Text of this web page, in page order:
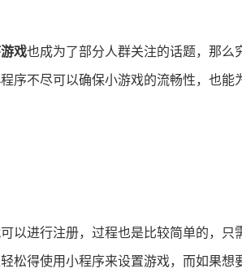
戏也成为了部分人群关注的话题，那么
序不尽可以确保小游戏的流畅性，也能
以进行注册，过程也是比较简单的，只
松得使用小程序来设置游戏，而如果想